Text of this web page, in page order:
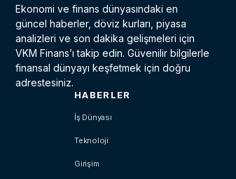
Ekonomi ve finans dünyasındaki en
güncel haberler, döviz kurları, piyasa
analizleri ve son dakika gelişmeleri için
VKM Finans’ı takip edin. Güvenilir bilgilerle
finansal dünyayı keşfetmek için doğru
adrestesiniz.
HABERLER
İş Dünyası
Teknoloji
Girişim